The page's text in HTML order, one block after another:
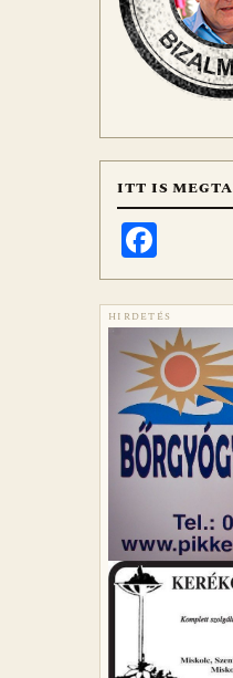
ITT IS
HIRDETÉS